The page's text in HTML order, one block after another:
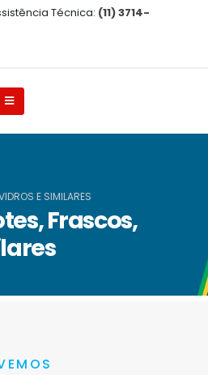
Técnica: (11) 3714-
E SIMILARES
Frascos,